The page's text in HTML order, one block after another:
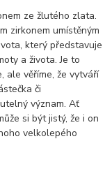
ze žlutého zlata.
zirkonem umístěným
který představuje
a života. Je to
ale věříme, že vytváří
či
význam. Ať
si být jistý, že i on
velkolepého